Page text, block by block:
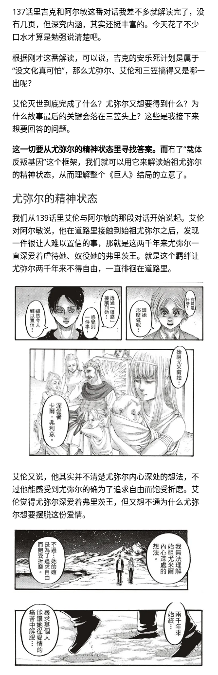
137话里吉克和阿尔敏这番对话我差不多就解读完了，没
有几页，但深究内涵，其实还挺丰富的。今天花了不少
口水才算是勉强说清楚吧。
根据刚才这番解读，可以说，吉克的安乐死计划是属于
“没文化真可怕”，那么尤弥尔、艾伦和三笠搞得又是哪一
出呢？
艾伦灭世到底完成了什么？尤弥尔又想要得到什么？为
什么故事最后的关键会落在三笠头上？这些是我接下来
想要回答的问题。
这一切要从尤弥尔的精神状态里寻找答案。而有了“载体
反叛基因”这个框架，我们就可以用它来解读始祖尤弥尔
的精神状态，从而理解整个《巨人》结局的立意了。
尤弥尔的精神状态
我们从139话里艾伦与阿尔敏的那段对话开始说起。艾伦
对阿尔敏说，他在道路里接触到始祖尤弥尔之后，发现
一件很让人难以置信的事，那就是这两千年来尤弥尔一
直深爱着虐待她、奴役她的弗里茨王。就是这个羁绊让
尤弥尔两千年来不得自由，一直徘徊在道路里。
艾伦又说，他其实并不清楚尤弥尔内心深处的想法，不
过他能感受到尤弥尔的确为了追求自由而饱受折磨。艾
伦觉得尤弥尔深爱着弗里茨王，但又想不通为什么尤弥
尔想要摆脱这份爱情。